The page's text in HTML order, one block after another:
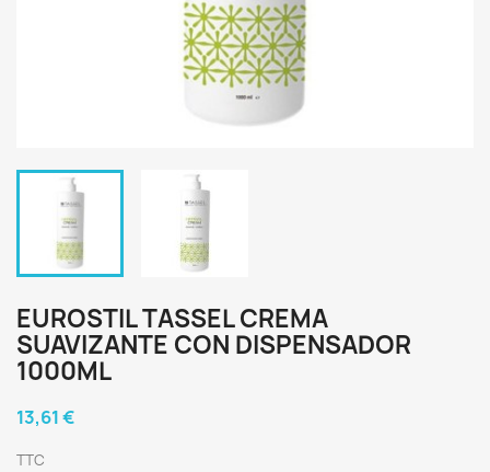
EUROSTIL TASSEL CREMA
SUAVIZANTE CON DISPENSADOR
1000ML
13,61 €
TTC